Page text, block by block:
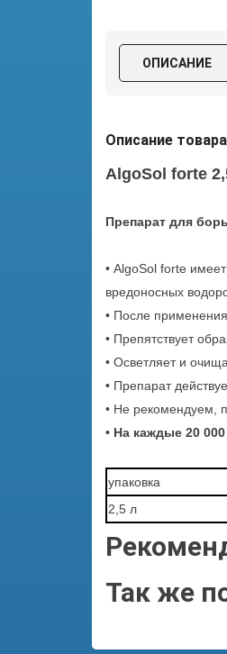
ОПИСАНИЕ
Описание товара
AlgoSol forte
Препарат для
• AlgoSol forte
вредоносных
• После
• Препятствует
• Осветляет и
• Препарат
• Не рекомендуем,
• На каждые 20
упаковка
2,5 л
Так же